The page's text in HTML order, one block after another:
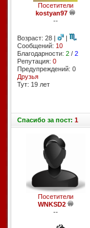
Посетители
kostyan97
--
Возраст: 28 |
|
Сообщений: 10
Благодарности: 2/ 2
Репутация: 0
Предупреждений: 0
Друзья
Тут: 19 лет
Спасибоза пост: 1
Посетители
WNKSD2
--